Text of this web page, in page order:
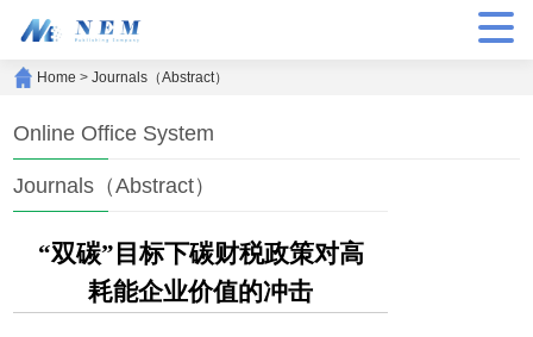
Home >Journals（Abstract）
Online Office System
Journals（Abstract）
“双碳”目标下碳财税政策对高
耗能企业价值的冲击